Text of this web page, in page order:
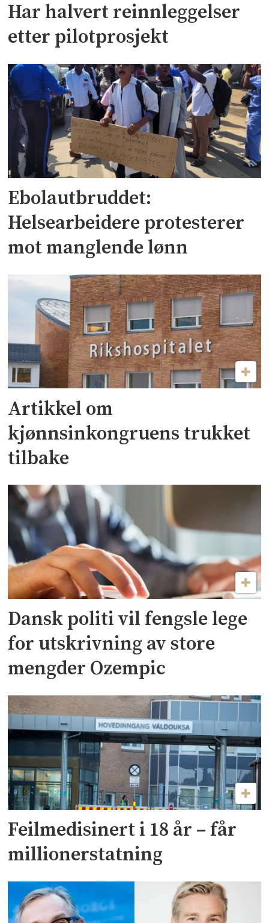
Har halvert reinnleggelser
etter pilotprosjekt
Ebolautbruddet:
Helsearbeidere protesterer
mot manglende lønn
Artikkel om
kjønnsinkongruens trukket
tilbake
Dansk politi vil fengsle lege
for utskrivning av store
mengder Ozempic
Feilmedisinert i 18 år – får
millionerstatning